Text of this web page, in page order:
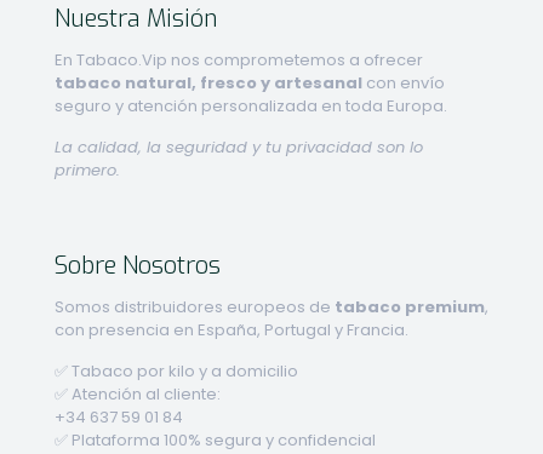
Nuestra Misión
En Tabaco.Vip nos comprometemos a ofrecer
tabaco natural, fresco y artesanal con envío
seguro y atención personalizada en toda Europa.
La calidad, la seguridad y tu privacidad son lo
primero.
Sobre Nosotros
Somos distribuidores europeos de tabaco premium,
con presencia en España, Portugal y Francia.
✅ Tabaco por kilo y a domicilio
✅ Atención al cliente:
+34 637 59 01 84
✅ Plataforma 100% segura y confidencial